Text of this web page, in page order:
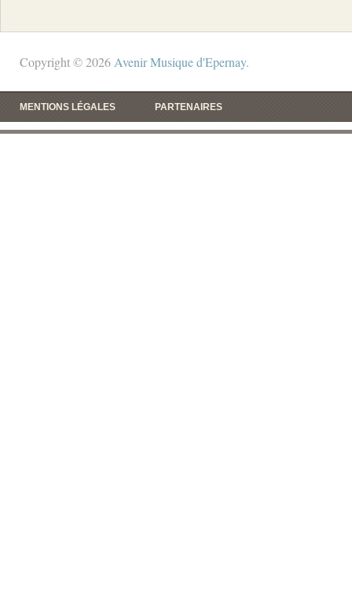
Copyright © 2026 Avenir Musique d'Epernay.
MENTIONS LÉGALES PARTENAIRES